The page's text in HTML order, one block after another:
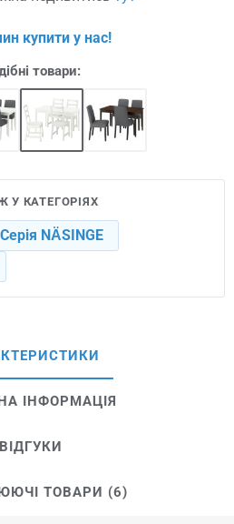
купити у нас!
товари:
У КАТЕГОРІЯХ
Серія NÄSINGE
ІНФОРМАЦІЯ
ВІДГУКИ
ТОВАРИ (6)